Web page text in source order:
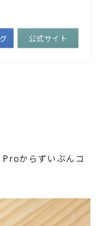
公式サイト
からずいぶんコ